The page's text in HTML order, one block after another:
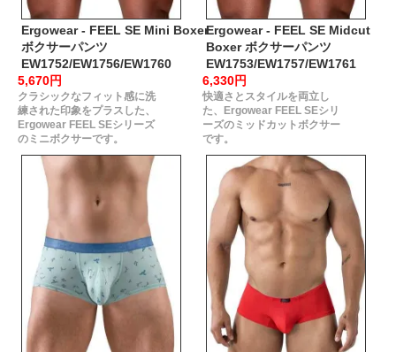
Ergowear - FEEL SE Mini Boxer
ボクサーパンツ
EW1752/EW1756/EW1760
5,670円
クラシックなフィット感に洗
練された印象をプラスした、
Ergowear FEEL SEシリーズ
のミニボクサーです。
Ergowear - FEEL SE Midcut
Boxer ボクサーパンツ
EW1753/EW1757/EW1761
6,330円
快適さとスタイルを両立し
た、Ergowear FEEL SEシリ
ーズのミッドカットボクサー
です。